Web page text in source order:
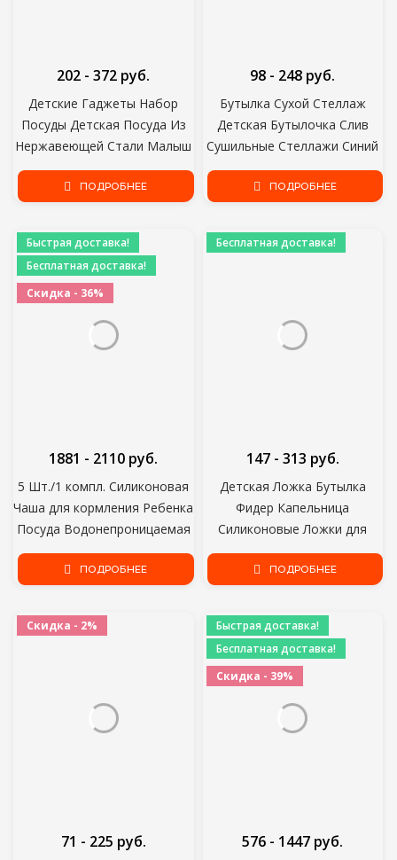
Детские Гаджеты Набор
Посуды Детская Посуда Из
Нержавеющей Стали Малыш
Посуда Столовые Приборы
Мультфильм Детское
Вилка
202 - 372 руб.
ПОДРОБНЕЕ
Бутылка Сухой Стеллаж
Детская Бутылочка Слив
Сушильные Стеллажи Синий
Розовый Детская Бутылочка
Очистка Сушилка Дренаж
Стеллаж
98 - 248 руб.
ПОДРОБНЕЕ
Быстрая доставка!
Бесплатная доставка!
Скидка - 36%
5 Шт./1 компл. Силиконовая
Чаша для кормления Ребенка
Посуда Водонепроницаемая
Ложка Нескользящая Посуда
BPA Бесплатно Силиконовые
1881 - 2110 руб.
ПОДРОБНЕЕ
Бесплатная доставка!
Детская Ложка Бутылка
Фидер Капельница
Силиконовые Ложки для
Кормления Медицины Дети
Малыш Столовые Приборы
Новорожденный
147 - 313 руб.
ПОДРОБНЕЕ
Скидка - 2%
71 - 225 руб.
Быстрая доставка!
Бесплатная доставка!
Скидка - 39%
576 - 1447 руб.